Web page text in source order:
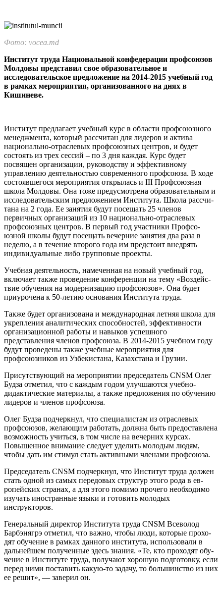
Фото: vocea.md
Институт труда Национальной конфедерации профсоюзов
Молдовы представил свое образовательное и
исследователь­ское предложение на 2014-2015 учебный год
в рамках меропри­ятия, организованного на днях в
Кишиневе.
Институт предлагает учебный курс в области профсоюзного
менеджмента, ко­торый рассчитан для лидеров и актива
национально-отраслевых профсоюзных центров, и будет
состоять из трех сессий – по 3 дня каждая. Курс будет
посвящен ор­ганизации, руководству и эффективному
управлению деятельностью современно­го профсоюза. В ходе
состоявшегося ме­роприятия открылась и III Профсоюзная
школа Молдовы. Она тоже предусмотре­на образовательным и
исследовательским предложением Института. Школа рассчи­
тана на 2 года. Ее занятия будут посещать 25 членов
первичных организаций из 10 национально-отраслевых
профсоюзных центров. В первый год участники Профсо­
юзной школы будут посещать вечерние занятия два раза в
неделю, а в течение вто­рого года им предстоит внедрять
индиви­дуальные либо групповые проекты.
Учебная деятельность, намеченная на новый учебный год,
включает также про­ведение конференции на тему «Воздейс­
твие обучения на модернизацию профсо­юзов». Она будет
приурочена к 50-летию основания Института труда.
Также будет организована и междуна­родная летняя школа для
укрепления ана­литических способностей, эффективнос­ти
организационной работы и навыков ус­пешного
представления членов профсо­юза. В 2014-2015 учебном году
будут про­ведены также учебные мероприятия для
профсоюзников из Узбекистана, Казахс­тана и Грузии.
Присутствующий на мероприятии председатель CNSM Олег
Будза отметил, что с каждым годом улучшаются учебно-
дидактические материалы, а также пред­ложения по обучению
лидеров и членов профсоюза.
Олег Будза подчеркнул, что специалис­там из отраслевых
профсоюзов, желаю­щим работать, должна быть предоставле­на
возможность учиться, в том числе на вечерних курсах.
Повышенное внимание следует уделить молодым людям,
чтобы дать им стимул стать активными членами профсоюза.
Председатель CNSM подчеркнул, что Институт труда должен
стать одной из са­мых передовых структур этого рода в ев­
ропейских странах, а для этого помимо прочего необходимо
изучать иностранные языки и готовить молодых
инструкторов.
Генеральный директор Института тру­да CNSM Всеволод
Барбэнягрэ отметил, что важно, чтобы люди, которые прохо­
дят обучение в рамках данного институ­та, использовали в
дальнейшем получен­ные здесь знания. «Те, кто проходят обу­
чение в Институте труда, получают хоро­шую подготовку, если
перед ними поста­вить какую-то задачу, то большинство из них
ее решит», — заверил он.